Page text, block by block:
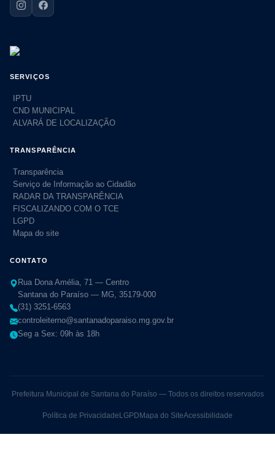
SERVIÇOS
IPTU
CND MUNICIPAL
ALVARÁ DE LOCALIZAÇÃO
TRANSPARÊNCIA
Transparência
Serviço de Informação ao Cidadão
RADAR DA TRANSPARÊNCIA
FISCALIZANDO COM O TCE
LGPD
Mapa do site
CONTATO
Rua Dona Amélia, 71 — Centro
Santana do Paraíso — MG, 35179-000
(31) 3251-6563
controleiterno@santanadoparaiso.mg.gov.br
Seg a Sex: 09h às 18h
Prefeitura Municipal de Santana do Paraíso — Todos os direitos reservados
Política de Privacidade LGPD Mapa do SiteAcessibilidade